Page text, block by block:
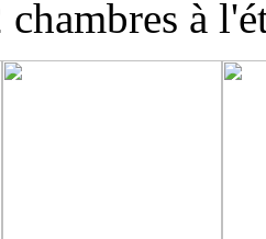
chambres à